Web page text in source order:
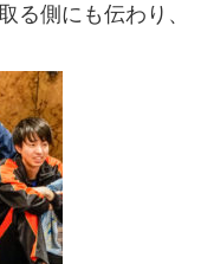
る側にも伝わり、